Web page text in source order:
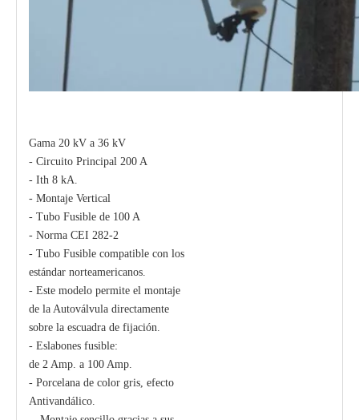
Gama 20 kV a 36 kV
- Circuito Principal 200 A
- Ith 8 kA.
- Montaje Vertical
- Tubo Fusible de 100 A
- Norma CEI 282-2
- Tubo Fusible compatible con los
estándar norteamericanos.
- Este modelo permite el montaje
de la Autoválvula directamente
sobre la escuadra de fijación.
- Eslabones fusible:
de 2 Amp. a 100 Amp.
- Porcelana de color gris, efecto
Antivandálico.